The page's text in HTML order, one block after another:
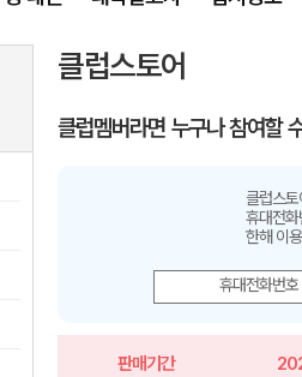
클럽스토어
클럽멤버라면 누구나 참여할
클럽스
휴대전화
한해 이
휴대전화번
판매기간